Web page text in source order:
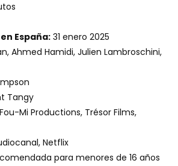
España: 31 enero 2025
Ahmed Hamidi, Julien Lambroschini,
Tangy
Mi Productions, Trésor Films,
Netflix
para menores de 16 años